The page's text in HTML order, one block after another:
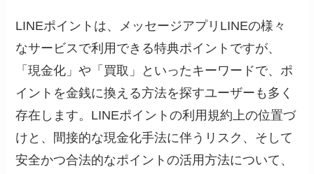
LINEポイントは、メッセージアプリLINEの様々
なサービスで利用できる特典ポイントですが、
「現金化」や「買取」といったキーワードで、ポ
イントを金銭に換える方法を探すユーザーも多く
存在します。LINEポイントの利用規約上の位置づ
けと、間接的な現金化手法に伴うリスク、そして
安全かつ合法的なポイントの活用方法について、